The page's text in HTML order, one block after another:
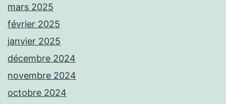
mars 2025
février 2025
janvier 2025
décembre 2024
novembre 2024
octobre 2024